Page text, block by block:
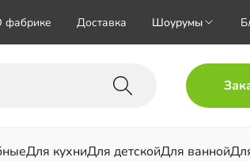
фабрике Доставка Шоурумы
Для кухниДля детскойДля ванной